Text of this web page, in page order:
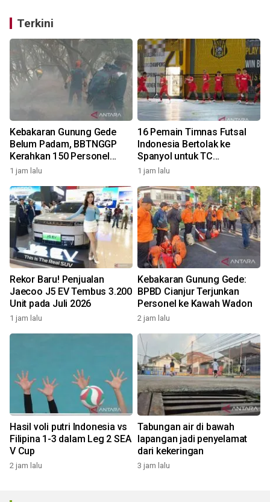
Terkini
Kebakaran Gunung Gede
Belum Padam, BBTNGGP
Kerahkan 150 Personel
Tambahan
1 jam lalu
16 Pemain Timnas Futsal
Indonesia Bertolak ke
Spanyol untuk TC
Komprehensif
1 jam lalu
Rekor Baru! Penjualan
Jaecoo J5 EV Tembus 3.200
Unit pada Juli 2026
1 jam lalu
Kebakaran Gunung Gede:
BPBD Cianjur Terjunkan
Personel ke Kawah Wadon
2 jam lalu
Hasil voli putri Indonesia vs
Filipina 1-3 dalam Leg 2 SEA
V Cup
2 jam lalu
Tabungan air di bawah
lapangan jadi penyelamat
dari kekeringan
3 jam lalu